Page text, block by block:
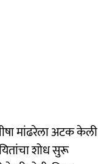
मांढरेला अटक केली
शोध सुरू